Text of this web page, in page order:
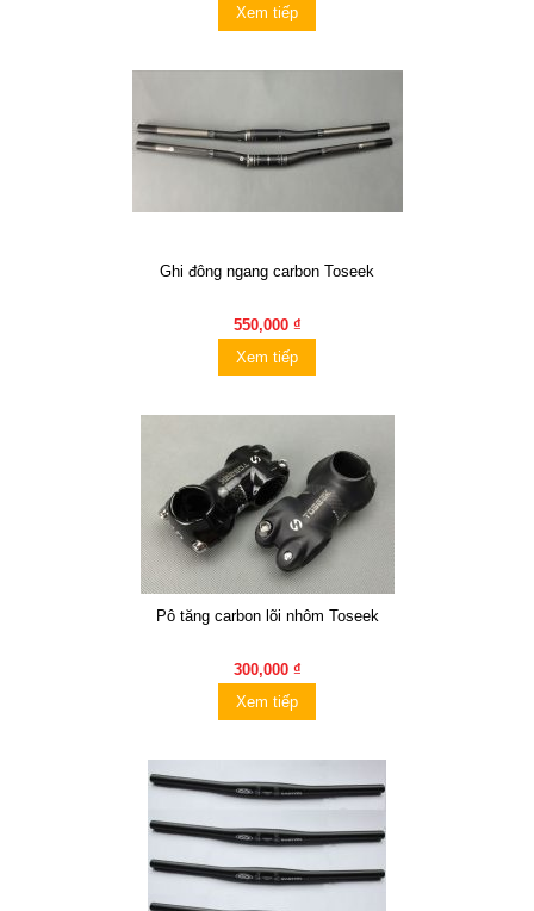
Xem tiếp
Ghi đông ngang carbon Toseek
550,000 ₫
Xem tiếp
Pô tăng carbon lõi nhôm Toseek
300,000 ₫
Xem tiếp